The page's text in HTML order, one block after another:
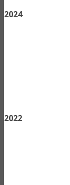
2024
2022